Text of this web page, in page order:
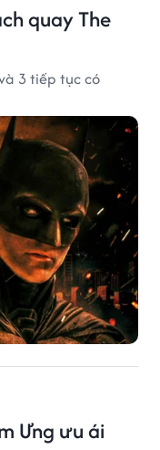
quay The
3 tiếp tục có
Ưng ưu ái